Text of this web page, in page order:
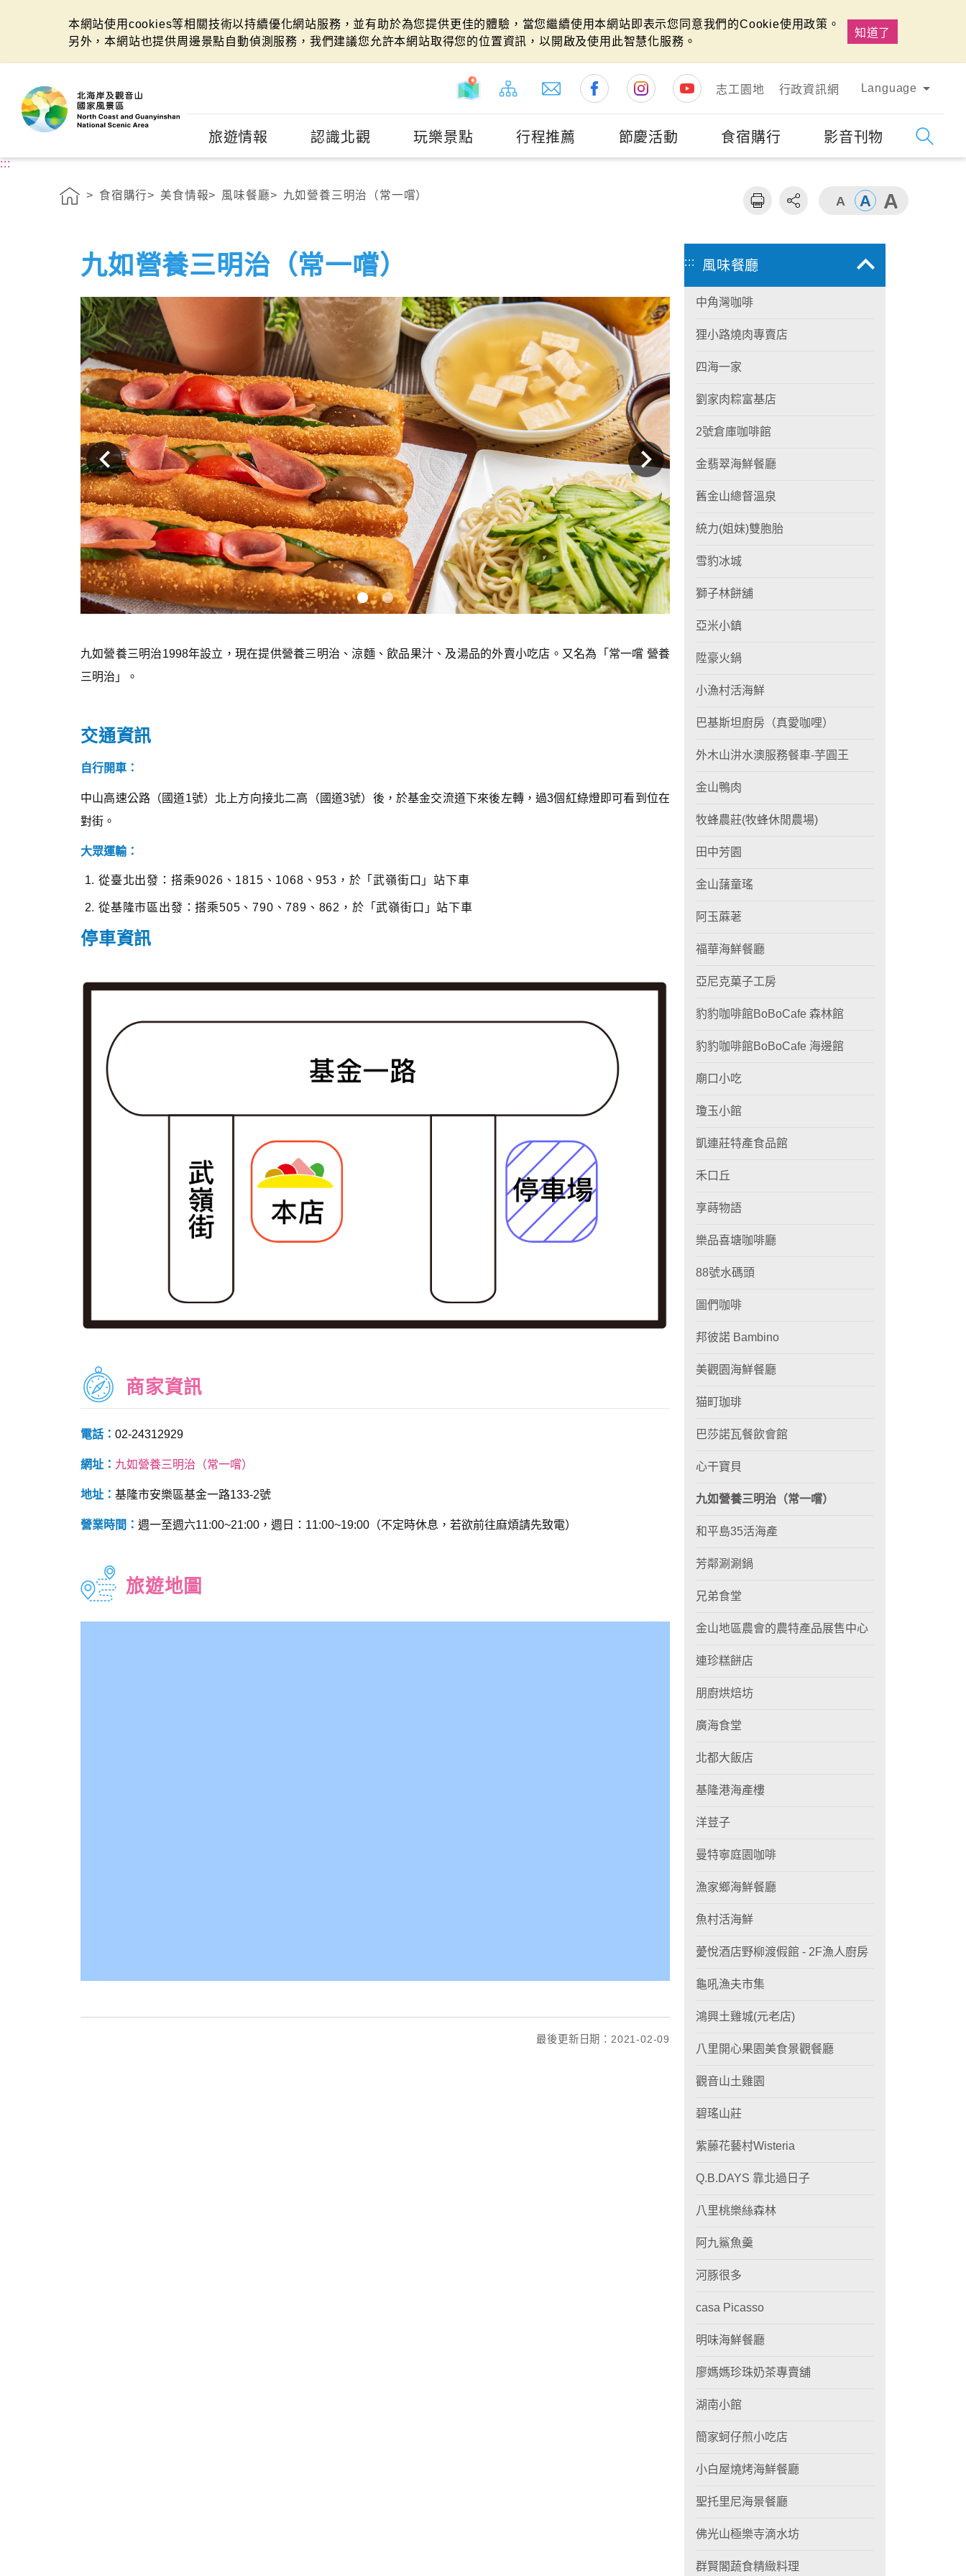
本網站使用cookies等相關技術以持續優化網站服務，並有助於為您提供更佳的體驗，當您繼續使用本網站即表示您同意我們的Cookie使用政策。
另外，本網站也提供周邊景點自動偵測服務，我們建議您允許本網站取得您的位置資訊，以開啟及使用此智慧化服務。
知道了
志工園地
行政資訊網 Language
旅遊情報 認識北觀 玩樂景點 行程推薦 節慶活動 食宿購行 影音刊物
:::
食宿購行 美食情報 風味餐廳 九如營養三明治（常一嚐）
九如營養三明治（常一嚐）
九如營養三明治1998年設立，現在提供營養三明治、涼麵、飲品果汁、及湯品的外賣小吃店。又名為「常一嚐 營養
三明治」。
交通資訊
自行開車：
中山高速公路（國道1號）北上方向接北二高（國道3號）後，於基金交流道下來後左轉，過3個紅綠燈即可看到位在
對街。
大眾運輸：
從臺北出發：搭乘9026、1815、1068、953，於「武嶺街口」站下車
從基隆市區出發：搭乘505、790、789、862，於「武嶺街口」站下車
停車資訊
商家資訊
電話： 02-24312929
網址： 九如營養三明治（常一嚐）
地址： 基隆市安樂區基金一路133-2號
營業時間： 週一至週六11:00~21:00，週日：11:00~19:00（不定時休息，若欲前往麻煩請先致電）
旅遊地圖
最後更新日期：2021-02-09
::: 風味餐廳
中角灣咖啡
狸小路燒肉專賣店
四海一家
劉家肉粽富基店
2號倉庫咖啡館
金翡翠海鮮餐廳
舊金山總督溫泉
統力(姐妹)雙胞胎
雪豹冰城
獅子林餅舖
亞米小鎮
陞豪火鍋
小漁村活海鮮
巴基斯坦廚房（真愛咖哩）
外木山汫水澳服務餐車-芋圓王
金山鴨肉
牧蜂農莊(牧蜂休閒農場)
田中芳園
金山藷童瑤
阿玉蔴荖
福華海鮮餐廳
亞尼克菓子工房
豹豹咖啡館BoBoCafe 森林館
豹豹咖啡館BoBoCafe 海邊館
廟口小吃
瓊玉小館
凱連莊特產食品館
禾口丘
享蒔物語
樂品喜塘咖啡廳
88號水碼頭
圖們咖啡
邦彼諾 Bambino
美觀園海鮮餐廳
猫町珈琲
巴莎諾瓦餐飲會館
心干寶貝
九如營養三明治（常一嚐）
和平島35活海產
芳鄰涮涮鍋
兄弟食堂
金山地區農會的農特產品展售中心
連珍糕餅店
朋廚烘焙坊
廣海食堂
北都大飯店
基隆港海產樓
洋荳子
曼特寧庭園咖啡
漁家鄉海鮮餐廳
魚村活海鮮
薆悅酒店野柳渡假館 - 2F漁人廚房
龜吼漁夫市集
鴻興土雞城(元老店)
八里開心果園美食景觀餐廳
觀音山土雞園
碧瑤山莊
紫藤花藝村Wisteria
Q.B.DAYS 靠北過日子
八里桃樂絲森林
阿九鯊魚羹
河豚很多
casa Picasso
明味海鮮餐廳
廖媽媽珍珠奶茶專賣舖
湖南小館
簡家蚵仔煎小吃店
小白屋燒烤海鮮餐廳
聖托里尼海景餐廳
佛光山極樂寺滴水坊
群賢閣蔬食精緻料理